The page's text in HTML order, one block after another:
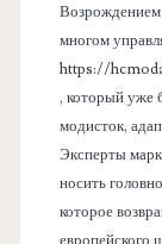
Возрождением
многом
https://
, который уже
модисток,
Эксперты
носить
которое
европейского